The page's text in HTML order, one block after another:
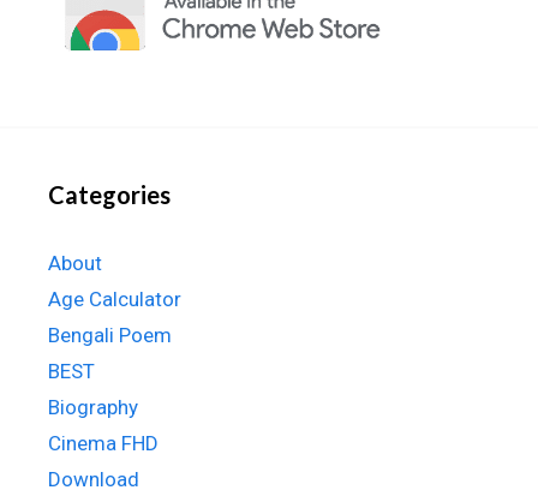
Categories
About
Age Calculator
Bengali Poem
BEST
Biography
Cinema FHD
Download